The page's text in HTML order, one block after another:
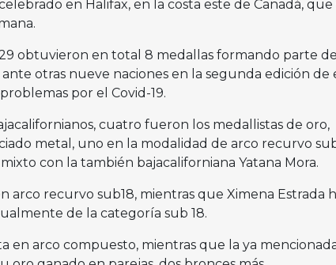
en Halifax, en la costa este de Canadá, que
obtuvieron en total 8 medallas formando parte del
otras nueve naciones en la segunda edición de
por el Covid-19.
cuatro fueron los medallistas de oro,
metal, uno en la modalidad de arco recurvo
con la también bajacaliforniana Yatana Mora.
arco recurvo sub18, mientras que Ximena Estrada
de la categoría sub 18.
en arco compuesto, mientras que la ya